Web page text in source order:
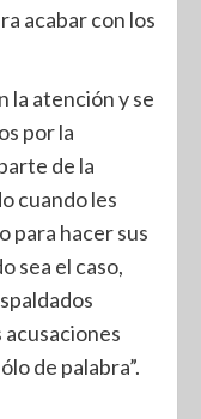
acabar con los
la atención y se
por la
de la
cuando les
para hacer sus
sea el caso,
de palabra”.